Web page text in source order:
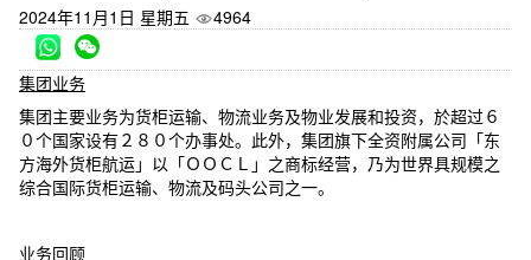
2024年11月1日 星期五 4964
集团业务
集团主要业务为货柜运输、物流业务及物业发展和投资，於超过６
０个国家设有２８０个办事处。此外，集团旗下全资附属公司「东
方海外货柜航运」以「ＯＯＣＬ」之商标经营，乃为世界具规模之
综合国际货柜运输、物流及码头公司之一。
业务回顾